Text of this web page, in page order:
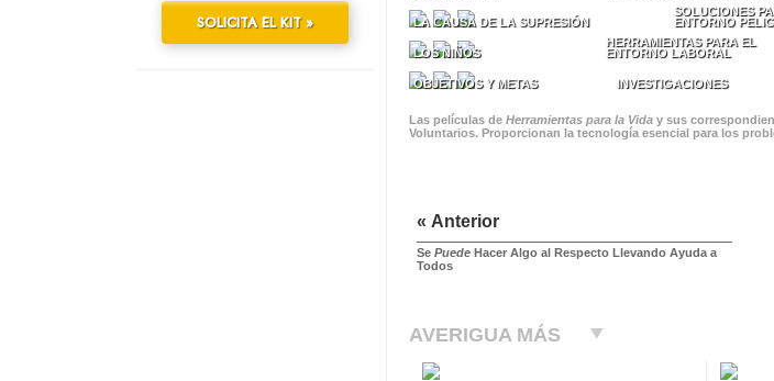
LA CAUSA DE LA SUPRESIÓN
SOLUCIONES
ENTORNO
LOS NIÑOS
HERRAMIENTAS PARA EL
ENTORNO LABORAL
OBJETIVOS Y METAS INVESTIGACIONES
Las películas de Herramientas para la Vida y sus
Voluntarios. Proporcionan la tecnología esencial para los
« Anterior
Se Puede Hacer Algo al Respecto Llevando Ayuda a
Todos
AVERIGUA MÁS
SOLICITA EL KIT »